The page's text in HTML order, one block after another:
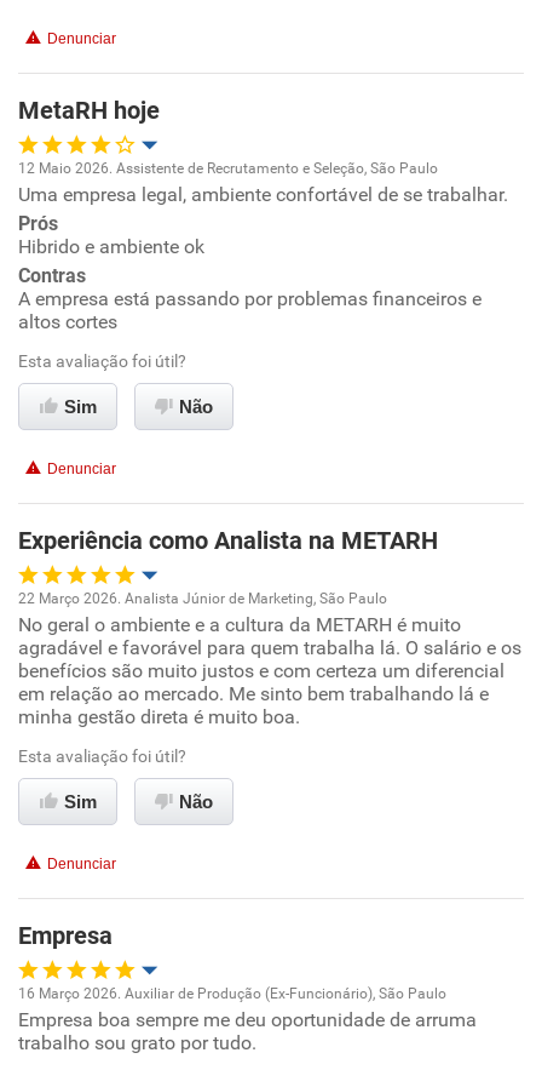
Recomenda esta empresa
Denunciar
MetaRH hoje
Oportunidade de promoção
Ambiente de trabalho
Conciliação com a vida familiar
Benefícios
Não recomenda a diretoria
12 Maio 2026. Assistente de Recrutamento e Seleção, São Paulo
Uma empresa legal, ambiente confortável de se trabalhar.
Prós
Hibrido e ambiente ok
Contras
A empresa está passando por problemas financeiros e
altos cortes
Esta avaliação foi útil?
Sim Não
Denunciar
Experiência como Analista na METARH
Oportunidade de promoção
Ambiente de trabalho
Conciliação com a vida familiar
Benefícios
Recomenda esta empresa
22 Março 2026. Analista Júnior de Marketing, São Paulo
No geral o ambiente e a cultura da METARH é muito
agradável e favorável para quem trabalha lá. O salário e os
benefícios são muito justos e com certeza um diferencial
em relação ao mercado. Me sinto bem trabalhando lá e
minha gestão direta é muito boa.
Esta avaliação foi útil?
Sim Não
Denunciar
Empresa
Oportunidade de promoção
16 Março 2026. Auxiliar de Produção (Ex-Funcionário), São Paulo
Empresa boa sempre me deu oportunidade de arruma
trabalho sou grato por tudo.